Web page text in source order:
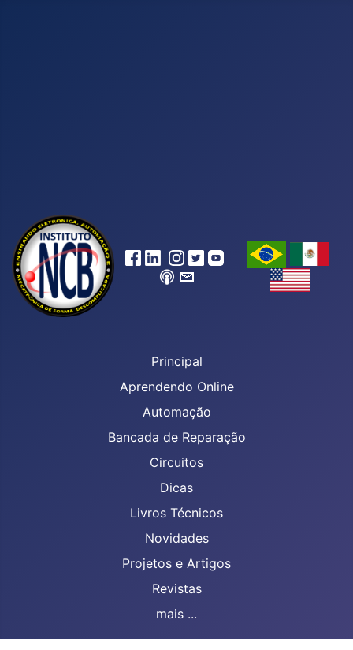
Principal
Aprendendo Online
Automação
Bancada de Reparação
Circuitos
Dicas
Livros Técnicos
Novidades
Projetos e Artigos
Revistas
mais ...